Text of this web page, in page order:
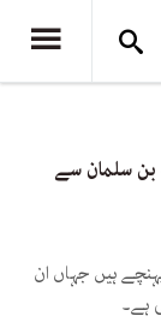
سلمان سے
ہیں جہاں ان
ہے۔